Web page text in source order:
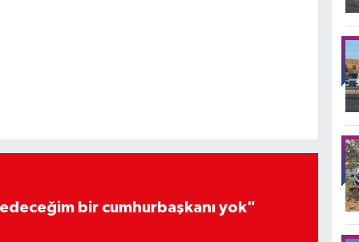
bir cumhurbaşkanı yok"